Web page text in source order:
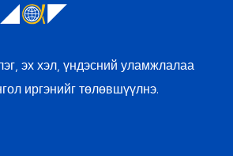
эх хэл, үндэсний уламжлалаа
иргэнийг төлөвшүүлнэ.